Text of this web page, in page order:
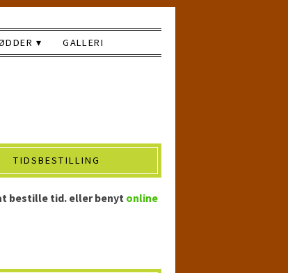
GALLERI
TIDSBESTILLING
bestille tid. eller benytonline